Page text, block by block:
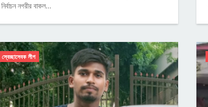
নির্বাচন নগরীর বাকল…
স্বেচ্ছাসেবক লীগ